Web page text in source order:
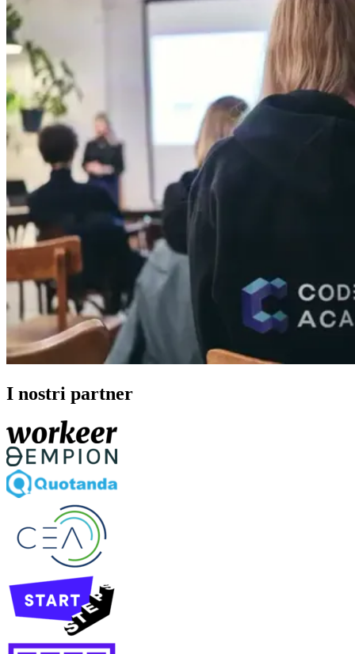
I nostri partner